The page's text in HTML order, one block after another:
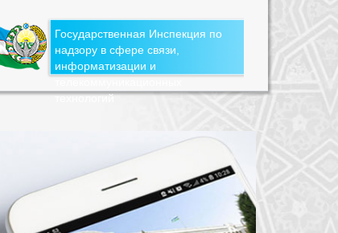
Государственная Инспекция по
надзору в сфере связи,
информатизации и
технологий